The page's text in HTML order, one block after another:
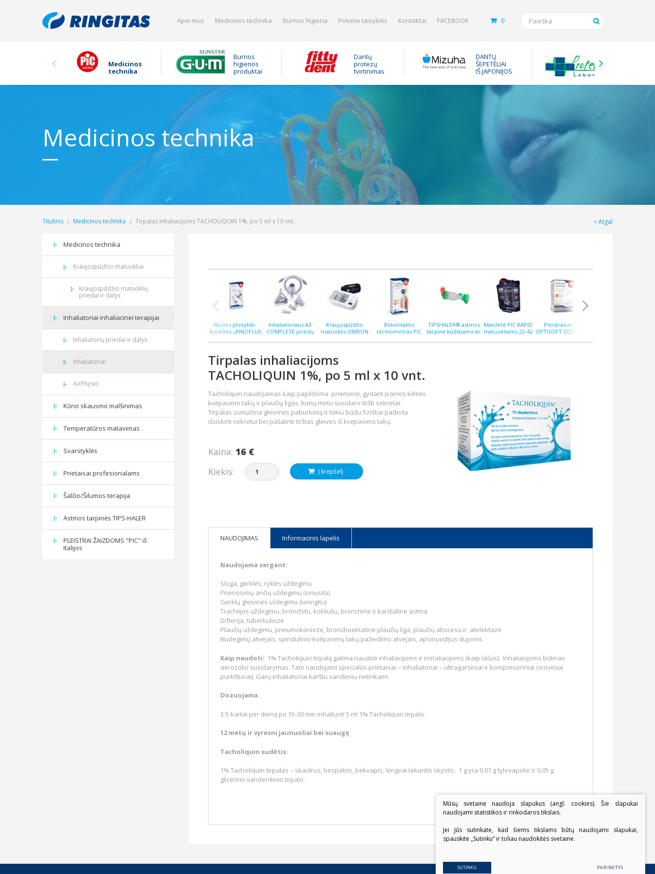
Apie mus Medicinos technika Burnos higiena Pirkimo taisyklės Kontaktai FACEBOOK 0
Medicinos
technika
Burnos
higienos
produktai
Dantų
protezų
tvirtinimas
DANTŲ
ŠEPETĖLIAI
IŠ JAPONIJOS
Medicinos technika
Atgal
Titulinis Medicinos technika Tirpalas inhaliacijoms TACHOLIQUIN 1%, po 5 ml x 10 vnt.
Medicinos technika
Kraujospūdžio matuokliai
Kraujospūdžio matuoklių
priedai ir dalys
Inhaliatoriai inhaliacinei terapijai
Inhaliatorių priedai ir dalys
Inhaliatoriai
AirPhysio
Kūno skausmo malšinimas
Temperatūros matavimas
Svarstyklės
Prietaisai profesionalams
Šalčio/Šilumos terapija
Astmos tarpinės TIPS-HALER
PLEISTRAI ŽAIZDOMS "PIC" iš
Italijos
Nosies plovyklė–
švirkštas „RINOFLUX
antgalis
Inhaliatoriaus A3
COMPLETE priedų
Kraujospūdžio
matuoklis OMRON
Bekontaktis
termometras PIC
TIPSHALER® astmos
tarpinė kūdikiams iki
Manžetė PIC RAPID
matuokliams 22-42
Pleistras akims
OPTISOFT COMFORT
Tirpalas inhaliacijoms
TACHOLIQUIN 1%, po 5 ml x 10 vnt.
Tacholiquin naudojamas kaip papildoma priemonė, gydant įvairios kilmės
kvėpavimo takų ir plaučių ligas, kurių metu susidaro tiršti sekretai.
Tirpalas sumažina gleivinės paburkimą ir tokiu būdu fiziškai padeda
išsiskirti sekretui bei pašalinti tirštas gleives iš kvėpavimo takų.
Kaina: 16 €
Kiekis:
Į krepšelį
NAUDOJIMAS Informacinis lapelis
Naudojama sergant:
Sloga, gerklės, ryklės uždegimu
Prienosinių ančių uždegimu (sinusitu)
Gerklų gleivinės uždegimu (laringitu)
Trachėjos uždegimu, bronchitu, kokliušu, bronchine ir kardialine astma
Difterija, tuberkulioze
Plaučių uždegimu, pneumokonioze, bronchoektatine plaučių liga, plaučių abscesu ir atelektaze
Nudegimų atvejais, spindulinio kvėpavimų takų pažeidimo atvejais, apsinuodijus dujomis.
Kaip naudoti: 1% Tacholiquin tirpalą galima naudoti inhaliacijoms ir instaliacijoms (kaip lašus). Inhaliacijoms būtinas
aerozolio susidarymas. Tam naudojami specialūs prietaisai – inhaliatoriai – ultragarsiniai ir kompresoriniai (sroviniai
purkštuvai). Garų inhaliatoriai karštu vandeniu netinkami.
Dozuojama:
3-5 kartai per dieną po 15-30 min inhaliuoti 5 ml 1% Tacholiquin tirpalo.
12 metų ir vyresni jaunuoliai bei suaugę
Tacholiquin sudėtis:
1% Tacholiquin tirpalas – skaidrus, bespalvis, bekvapis, lengvai tekantis skystis. 1 g yra 0,01 g tyloxapolio ir 0,05 g
glicerino vandenilinio tirpalo.
Mūsų svetainė naudoja slapukus (angl. cookies). Šie slapukai
naudojami statistikos ir rinkodaros tikslais.
Jei Jūs sutinkate, kad šiems tikslams būtų naudojami slapukai,
spauskite „Sutinku“ ir toliau naudokitės svetaine.
SUTINKU PARINKTYS